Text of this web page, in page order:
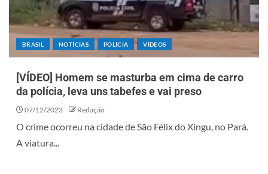
BRASIL NOTÍCIAS POLÍCIA VÍDEOS
[VÍDEO] Homem se masturba em cima de carro
da polícia, leva uns tabefes e vai preso
07/12/2023 Redação
O crime ocorreu na cidade de São Félix do Xingu, no Pará.
A viatura...